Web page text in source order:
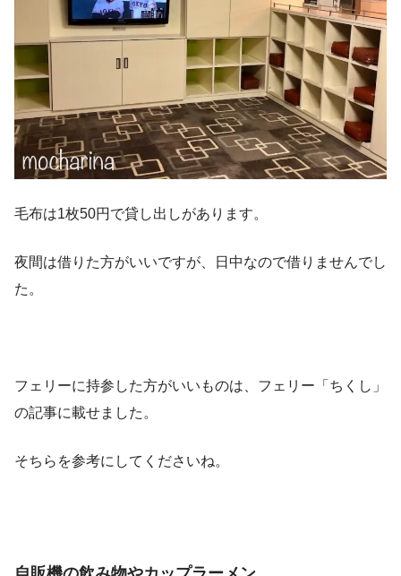
毛布は1枚50円で貸し出しがあります。
夜間は借りた方がいいですが、日中なので借りませんでし
た。
フェリーに持参した方がいいものは、フェリー「ちくし」
の記事に載せました。
そちらを参考にしてくださいね。